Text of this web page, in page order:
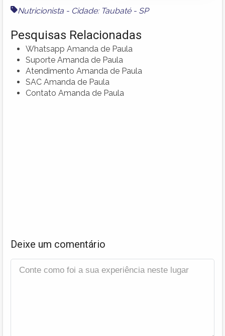
Nutricionista - Cidade: Taubaté - SP
Pesquisas Relacionadas
Whatsapp Amanda de Paula
Suporte Amanda de Paula
Atendimento Amanda de Paula
SAC Amanda de Paula
Contato Amanda de Paula
Deixe um comentário